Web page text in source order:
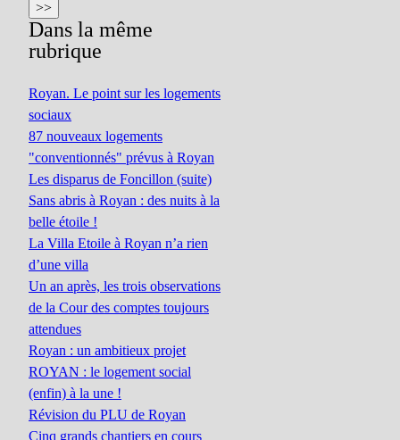
Dans la même
rubrique
Royan. Le point sur les logements
sociaux
87 nouveaux logements
"conventionnés" prévus à Royan
Les disparus de Foncillon (suite)
Sans abris à Royan : des nuits à la
belle étoile !
La Villa Etoile à Royan n’a rien
d’une villa
Un an après, les trois observations
de la Cour des comptes toujours
attendues
Royan : un ambitieux projet
ROYAN : le logement social
(enfin) à la une !
Révision du PLU de Royan
Cinq grands chantiers en cours